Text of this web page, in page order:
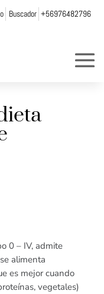
Buscador +56976482796
0 – IV, admite
alimenta
es mejor cuando
vegetales)